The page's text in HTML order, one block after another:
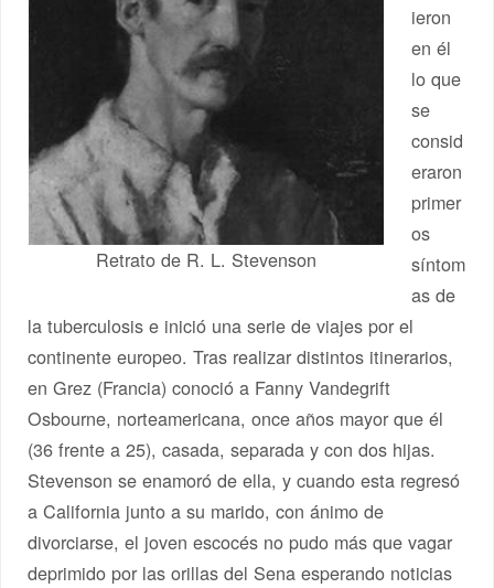
Retrato de R. L. Stevenson
ieron
en él
lo que
se
consid
eraron
primer
os
síntom
as de
la tuberculosis e inició una serie de viajes por el
continente europeo. Tras realizar distintos itinerarios,
en Grez (Francia) conoció a Fanny Vandegrift
Osbourne, norteamericana, once años mayor que él
(36 frente a 25), casada, separada y con dos hijas.
Stevenson se enamoró de ella, y cuando esta regresó
a California junto a su marido, con ánimo de
divorciarse, el joven escocés no pudo más que vagar
deprimido por las orillas del Sena esperando noticias